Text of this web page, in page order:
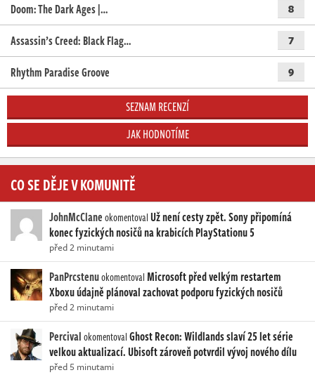
Doom: The Dark Ages |… 8
Assassin’s Creed: Black Flag… 7
Rhythm Paradise Groove 9
SEZNAM RECENZÍ
JAK HODNOTÍME
CO SE DĚJE V KOMUNITĚ
JohnMcClaneokomentovalUž není cesty zpět. Sony připomíná
konec fyzických nosičů na krabicích PlayStationu 5
před 2 minutami
PanPrcstenuokomentovalMicrosoft před velkým restartem
Xboxu údajně plánoval zachovat podporu fyzických nosičů
před 2 minutami
PercivalokomentovalGhost Recon: Wildlands slaví 25 let série
velkou aktualizací. Ubisoft zároveň potvrdil vývoj nového dílu
před 5 minutami